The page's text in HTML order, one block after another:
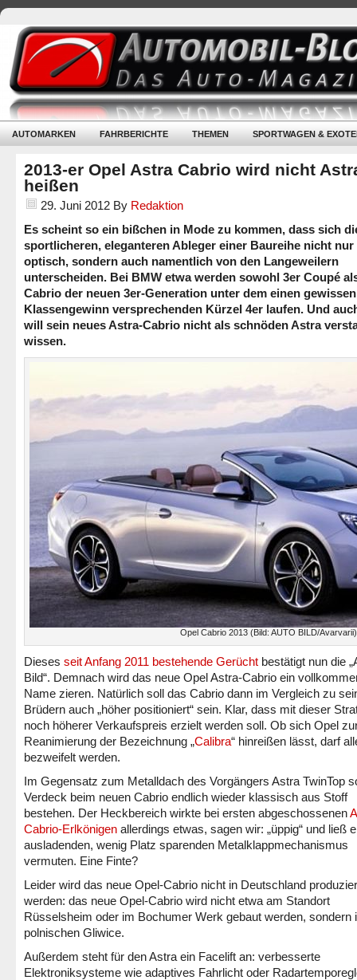
AUTOMARKEN FAHRBERICHTE THEMEN SPORTWAGEN &
2013-er Opel Astra Cabrio wird nicht
heißen
29. Juni 2012 By Redaktion
Es scheint so ein bißchen in Mode zu kommen, dass sich
sportlicheren, eleganteren Ableger einer Baureihe nicht nur
optisch, sondern auch namentlich von den Langeweilern
unterscheiden. Bei BMW etwa werden sowohl 3er Coupé
Cabrio der neuen 3er-Generation unter dem einen gewissen
Klassengewinn versprechenden Kürzel 4er laufen. Und
will sein neues Astra-Cabrio nicht als schnöden Astra
wissen.
Opel Cabrio 2013 (Bild: AUTO BILD/Avarvarii)
Dieses seit Anfang 2011 bestehende Gerücht bestätigt nun die
Bild“. Demnach wird das neue Opel Astra-Cabrio ein
Name zieren. Natürlich soll das Cabrio dann im Vergleich zu
Brüdern auch „höher positioniert“ sein. Klar, dass mit dieser
noch höherer Verkaufspreis erzielt werden soll. Ob sich Opel
Reanimierung der Bezeichnung „Calibra“ hinreißen lässt, darf
bezweifelt werden.
Im Gegensatz zum Metalldach des Vorgängers Astra TwinTop
Verdeck beim neuen Cabrio endlich wieder klassisch aus Stoff
bestehen. Der Heckbereich wirkte bei ersten abgeschossenen
Cabrio-Erlkönigen allerdings etwas, sagen wir: „üppig“ und ließ
ausladenden, wenig Platz sparenden Metalklappmechanismus
vermuten. Eine Finte?
Leider wird das neue Opel-Cabrio nicht in Deutschland
werden: das neue Opel-Cabrio wird nicht etwa am Standort
Rüsselsheim oder im Bochumer Werk gebaut werden, sondern
polnischen Gliwice.
Außerdem steht für den Astra ein Facelift an: verbesserte
Elektroniksysteme wie adaptives Fahrlicht oder